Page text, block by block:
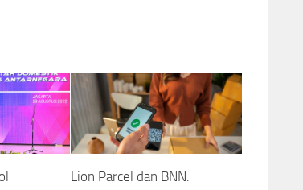
Lion Parcel dan BNN: